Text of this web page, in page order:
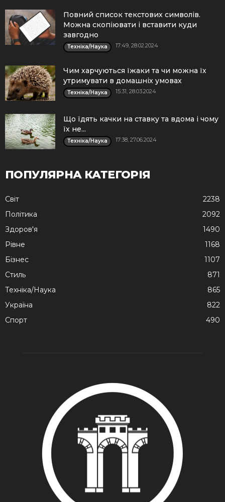
Повний список текстових символів.
Можна скопіювати і вставити куди
завгодно
Техніка/Наука 17:49, 28.02.2024
Чим харчуються їжаки та чи можна їх
утримувати в домашніх умовах
Техніка/Наука 15:31, 28.03.2024
Що їдять качки на ставку та вдома і чому
їх не...
Техніка/Наука 17:38, 27.06.2024
ПОПУЛЯРНА КАТЕГОРІЯ
Cвіт
2238
Політика
2092
Здоров'я
1490
Рівне
1168
Бізнес
1107
Стиль
871
Техніка/Наука
865
Україна
822
Спорт
490